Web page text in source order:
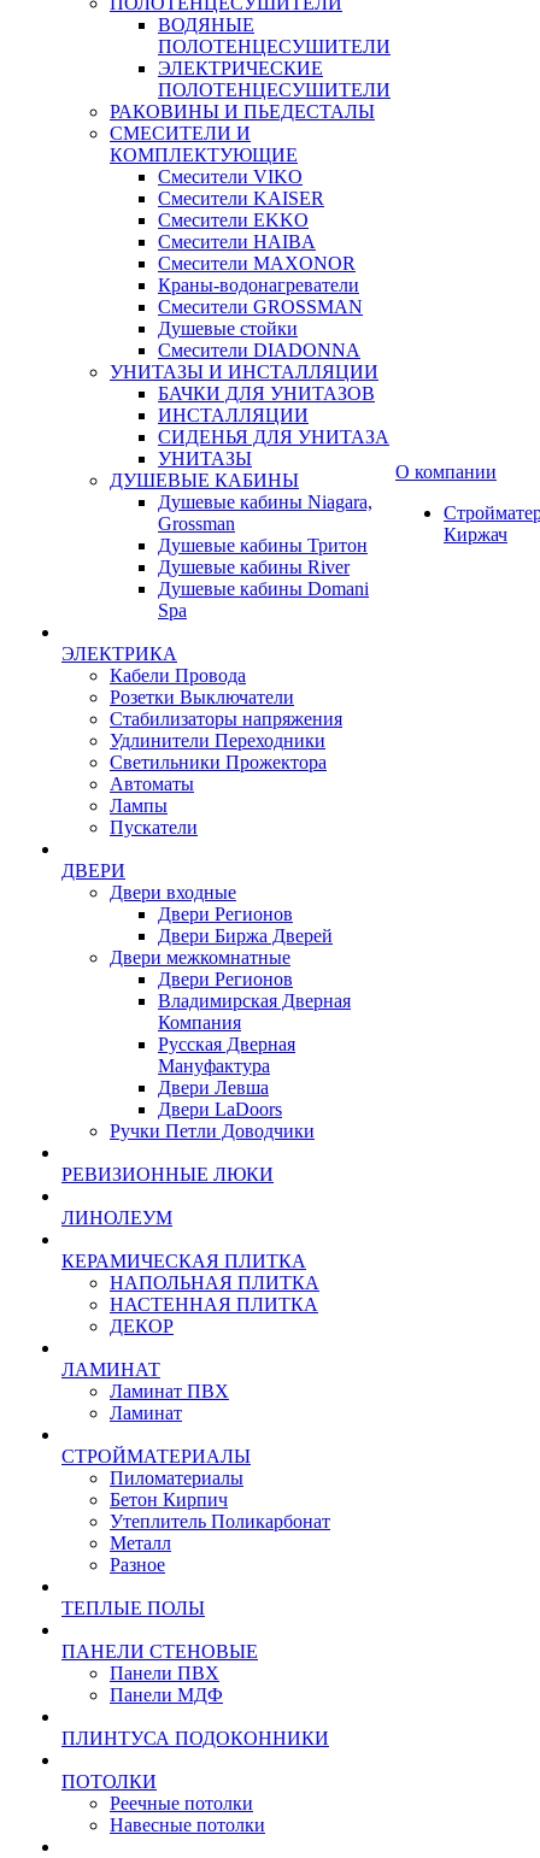
ВОДЯНЫЕ
ПОЛОТЕНЦЕСУШИТЕЛИ
ЭЛЕКТРИЧЕСКИЕ
ПОЛОТЕНЦЕСУШИТЕЛИ
РАКОВИНЫ И ПЬЕДЕСТАЛЫ
СМЕСИТЕЛИ И
КОМПЛЕКТУЮЩИЕ
Смесители VIKO
Смесители KAISER
Смесители EKKO
Смесители HAIBA
Смесители MAXONOR
Краны-водонагреватели
Смесители GROSSMAN
Душевые стойки
Смесители DIADONNA
УНИТАЗЫ И ИНСТАЛЛЯЦИИ
БАЧКИ ДЛЯ УНИТАЗОВ
ИНСТАЛЛЯЦИИ
СИДЕНЬЯ ДЛЯ УНИТАЗА
УНИТАЗЫ
ДУШЕВЫЕ КАБИНЫ
Душевые кабины Niagara,
Grossman
Душевые кабины Тритон
Душевые кабины River
Душевые кабины Domani
Spa
ЭЛЕКТРИКА
Кабели Провода
Розетки Выключатели
Стабилизаторы напряжения
Удлинители Переходники
Светильники Прожектора
Автоматы
Лампы
Пускатели
ДВЕРИ
Двери входные
Двери Регионов
Двери Биржа Дверей
Двери межкомнатные
Двери Регионов
Владимирская Дверная
Компания
Русская Дверная
Мануфактура
Двери Левша
Двери LaDoors
Ручки Петли Доводчики
РЕВИЗИОННЫЕ ЛЮКИ
ЛИНОЛЕУМ
КЕРАМИЧЕСКАЯ ПЛИТКА
НАПОЛЬНАЯ ПЛИТКА
НАСТЕННАЯ ПЛИТКА
ДЕКОР
ЛАМИНАТ
Ламинат ПВХ
Ламинат
СТРОЙМАТЕРИАЛЫ
Пиломатериалы
Бетон Кирпич
Утеплитель Поликарбонат
Металл
Разное
ТЕПЛЫЕ ПОЛЫ
ПАНЕЛИ СТЕНОВЫЕ
Панели ПВХ
Панели МДФ
ПЛИНТУСА ПОДОКОННИКИ
ПОТОЛКИ
Реечные потолки
Навесные потолки
О компании
Киржач